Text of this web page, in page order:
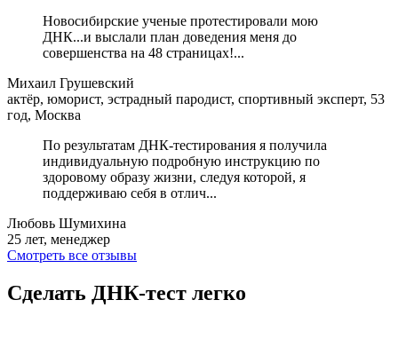
Новосибирские ученые протестировали мою
ДНК...и выслали план доведения меня до
совершенства на 48 страницах!...
Михаил Грушевский
актёр, юморист, эстрадный пародист, спортивный эксперт, 53
год, Москва
По результатам ДНК-тестирования я получила
индивидуальную подробную инструкцию по
здоровому образу жизни, следуя которой, я
поддерживаю себя в отлич...
Любовь Шумихина
25 лет, менеджер
Смотреть все отзывы
Сделать ДНК‑тест легко